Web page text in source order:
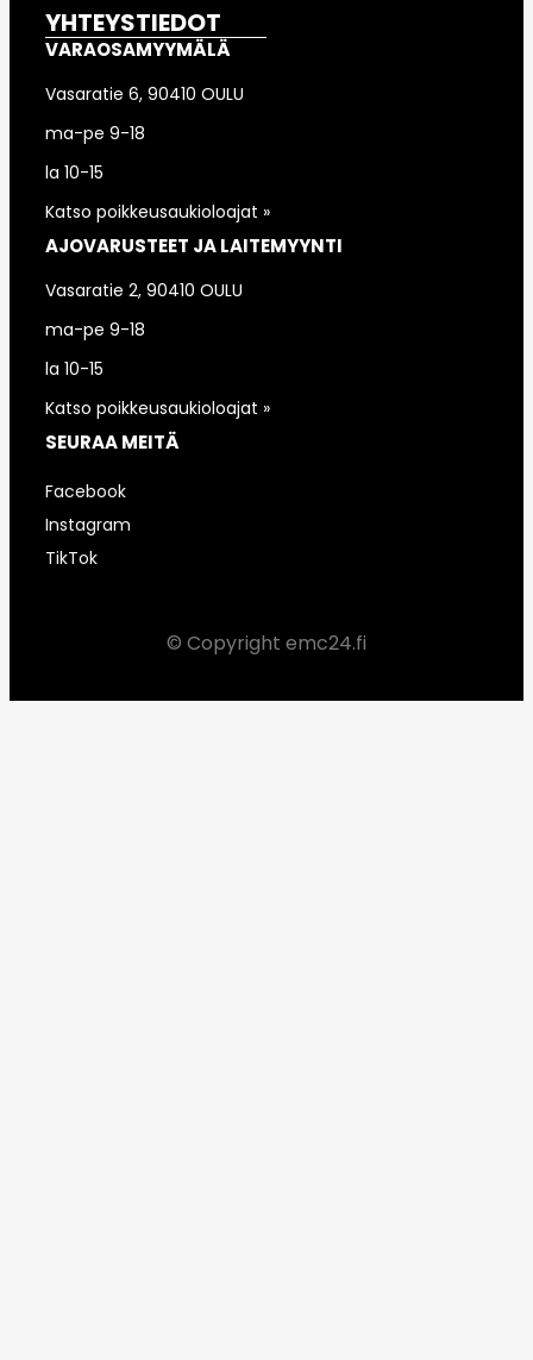
YHTEYSTIEDOT
VARAOSAMYYMÄLÄ
Vasaratie 6, 90410 OULU
ma-pe 9-18
la 10-15
Katso poikkeusaukioloajat »
AJOVARUSTEET JA LAITEMYYNTI
Vasaratie 2, 90410 OULU
ma-pe 9-18
la 10-15
Katso poikkeusaukioloajat »
SEURAA MEITÄ
Facebook
Instagram
TikTok
© Copyright emc24.fi